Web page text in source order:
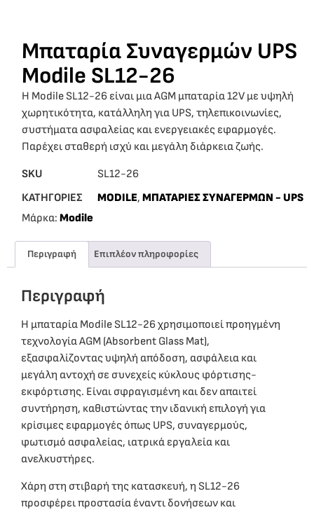
Μπαταρία Συναγερμών UPS
Modile SL12-26
Η Modile SL12-26 είναι μια AGM μπαταρία 12V με υψηλή
χωρητικότητα, κατάλληλη για UPS, τηλεπικοινωνίες,
συστήματα ασφαλείας και ενεργειακές εφαρμογές.
Παρέχει σταθερή ισχύ και μεγάλη διάρκεια ζωής.
SKU
SL12-26
ΚΑΤΗΓΟΡΙΕΣ
MODILE, ΜΠΑΤΑΡΙΕΣ ΣΥΝΑΓΕΡΜΩΝ - UPS
Μάρκα: Modile
Περιγραφή Επιπλέον πληροφορίες
Περιγραφή
Η μπαταρία Modile SL12-26 χρησιμοποιεί προηγμένη
τεχνολογία AGM (Absorbent Glass Mat),
εξασφαλίζοντας υψηλή απόδοση, ασφάλεια και
μεγάλη αντοχή σε συνεχείς κύκλους φόρτισης-
εκφόρτισης. Είναι σφραγισμένη και δεν απαιτεί
συντήρηση, καθιστώντας την ιδανική επιλογή για
κρίσιμες εφαρμογές όπως UPS, συναγερμούς,
φωτισμό ασφαλείας, ιατρικά εργαλεία και
ανελκυστήρες.
Χάρη στη στιβαρή της κατασκευή, η SL12-26
προσφέρει προστασία έναντι δονήσεων και